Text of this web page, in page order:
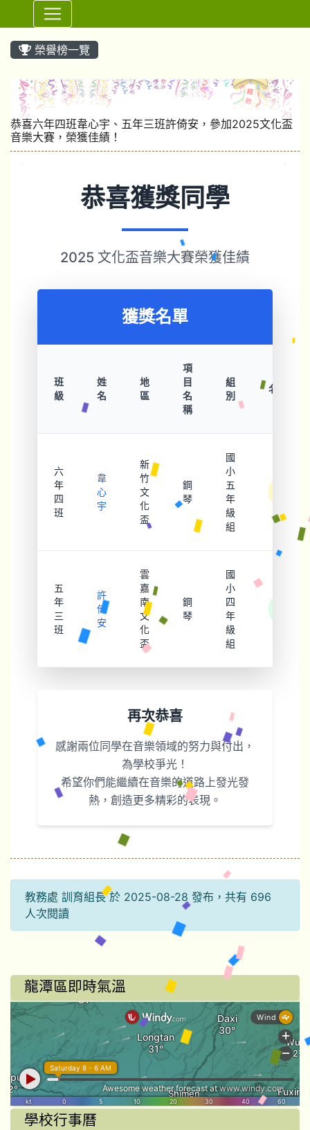
⏸
榮譽榜一覽
恭喜六年四班韋心宇、五年三班許倚安，參加2025文化盃
音樂大賽，榮獲佳績！
恭喜獲獎同學
2025 文化盃音樂大賽榮獲佳績
獲獎名單
班
級
姓
名
地
區
項
目
名
稱
組
別
名次
六
年
四
班
韋
心
宇
新
竹
文
化
盃
鋼
琴
國
小
五
年
級
組
五
年
三
班
許
倚
安
雲
嘉
南
文
化
盃
鋼
琴
國
小
四
年
級
組
再次恭喜
感謝兩位同學在音樂領域的努力與付出，
為學校爭光！
希望你們能繼續在音樂的道路上發光發
熱，創造更多精彩的表現。
教務處 訓育組長 於 2025-08-28 發布，共有 696
人次閱讀
龍潭區即時氣溫
學校行事曆